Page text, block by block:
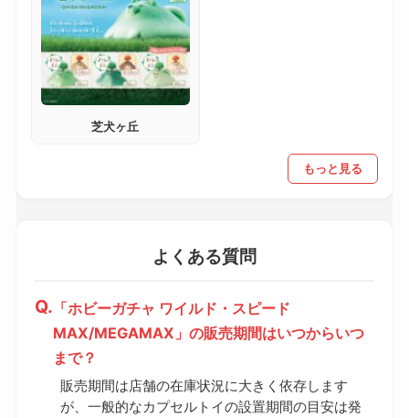
芝犬ヶ丘
もっと見る
よくある質問
「ホビーガチャ ワイルド・スピード
MAX/MEGAMAX」の販売期間はいつからいつ
まで？
販売期間は店舗の在庫状況に大きく依存します
が、一般的なカプセルトイの設置期間の目安は発